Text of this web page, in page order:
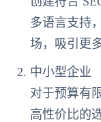
多语言支持
场，吸引更
中小型企业
对于预算有
高性价比的